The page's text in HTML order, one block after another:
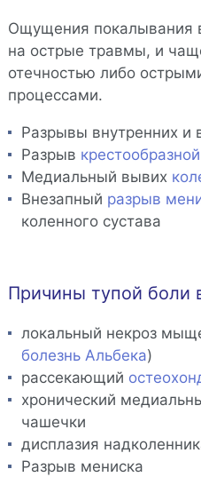
Ощущения покалывания
на острые травмы, и
отечностью либо
процессами.
Разрывы внутренних и
Разрыв
Медиальный вывих
Внезапный разрыв
коленного сустава
Причины тупой боли
локальный некроз
болезнь Альбека)
рассекающий
хронический
чашечки
дисплазия
Разрыв мениска